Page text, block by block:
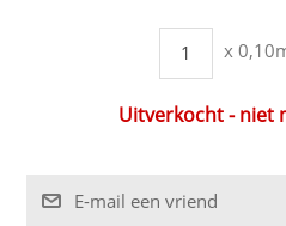
x
Uitverkocht - niet